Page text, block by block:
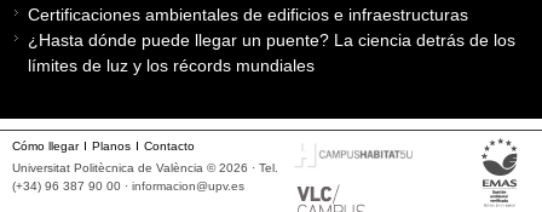
Certificaciones ambientales de edificios e infraestructuras
¿Hasta dónde puede llegar un puente? La ciencia detrás de los
límites de luz y los récords mundiales
Cómo llegar Planos
Contacto
Universitat Politècnica de València © 2026 · Tel.
(+34) 96 387 90 00 · informacion@upv.es